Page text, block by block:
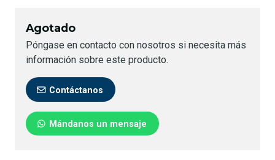
Agotado
Póngase en contacto con nosotros si necesita más
información sobre este producto.
Contáctanos
Mándanos un mensaje